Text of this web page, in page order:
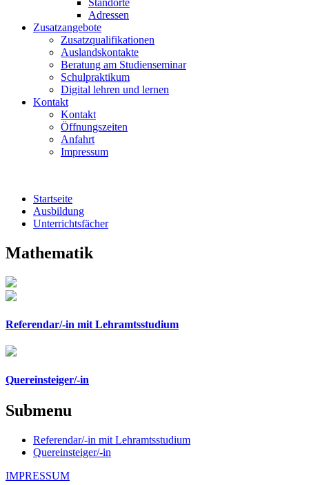
Adressen
Zusatzangebote
Zusatzqualifikationen
Auslandskontakte
Beratung am Studienseminar
Schulpraktikum
Digital lehren und lernen
Kontakt
Kontakt
Öffnungszeiten
Anfahrt
Impressum
Startseite
Ausbildung
Unterrichtsfächer
Mathematik
Referendar/-in mit Lehramtsstudium
Quereinsteiger/-in
Submenu
Referendar/-in mit Lehramtsstudium
Quereinsteiger/-in
IMPRESSUM